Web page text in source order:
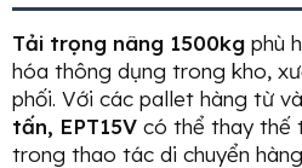
Tải trọng nâng 1500kg phù
hóa thông dụng trong kho,
phối. Với các pallet hàng từ
tấn, EPT15V có thể thay thế
trong thao tác di chuyển